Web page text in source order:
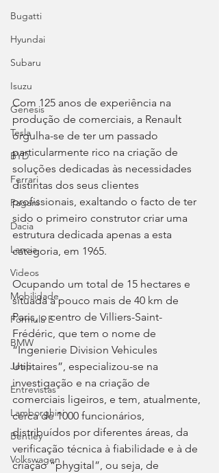
Bugatti
Hyundai
Subaru
Isuzu
Genesis
Tesla
BYD
Ferrari
Pagani
Dacia
Lancia
Videos
Mobilidade
Fórmula E
BMW
Jeep
Entrevistas
Lamborghini
Bentley
Volkswagen
Com 125 anos de experiência na
produção de comerciais, a Renault
orgulha-se de ter um passado
particularmente rico na criação de
soluções dedicadas às necessidades
distintas dos seus clientes
profissionais, exaltando o facto de ter
sido o primeiro construtor criar uma
estrutura dedicada apenas a esta
categoria, em 1965.
Ocupando um total de 15 hectares e
situada a pouco mais de 40 km de
Paris, o centro de Villiers-Saint-
Frédéric, que tem o nome de
“Ingenierie Division Vehicules
Utilitaires”, especializou-se na
investigação e na criação de
comerciais ligeiros, e tem, atualmente,
cerca de 1000 funcionários,
distribuídos por diferentes áreas, da
verificação técnica à fiabilidade e à de
criação “phygital”, ou seja, de